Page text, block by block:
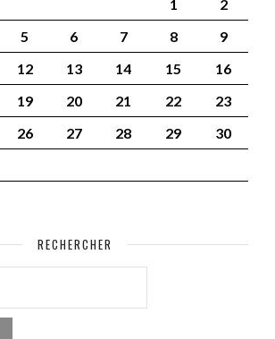
1
2
5 6 7 8
9
12 13 14 15
16
19 20 21 22
23
26 27 28 29
30
RECHERCHER